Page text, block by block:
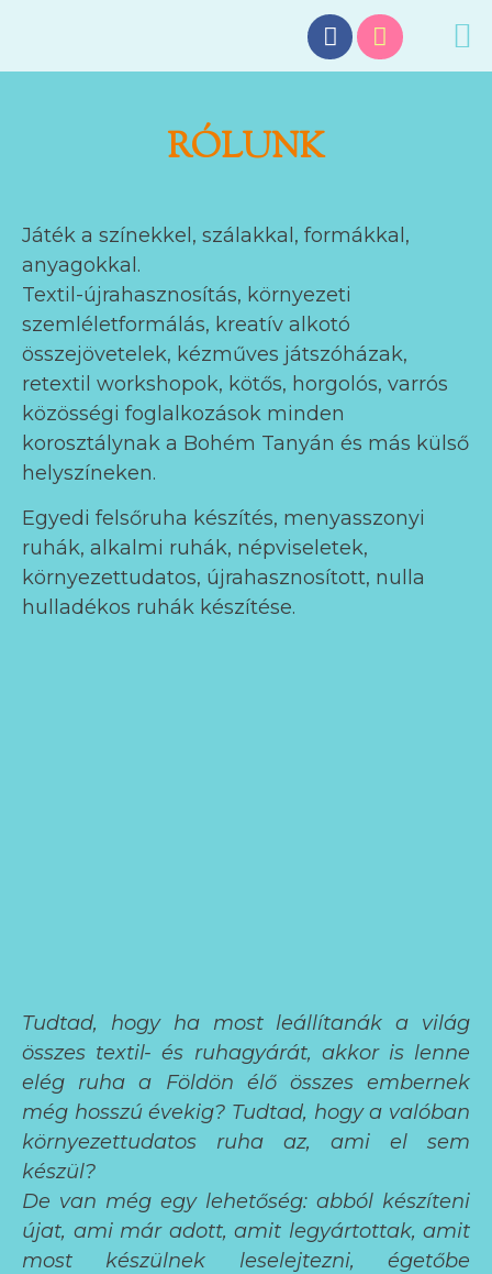
RÓLUNK
Játék a színekkel, szálakkal, formákkal,
anyagokkal.
Textil-újrahasznosítás, környezeti
szemléletformálás, kreatív alkotó
összejövetelek, kézműves játszóházak,
retextil workshopok, kötős, horgolós, varrós
közösségi foglalkozások minden
korosztálynak a Bohém Tanyán és más külső
helyszíneken.
Egyedi felsőruha készítés, menyasszonyi
ruhák, alkalmi ruhák, népviseletek,
környezettudatos, újrahasznosított, nulla
hulladékos ruhák készítése.
Tudtad, hogy ha most leállítanák a világ
összes textil- és ruhagyárát, akkor is lenne
elég ruha a Földön élő összes embernek
még hosszú évekig? Tudtad, hogy a valóban
környezettudatos ruha az, ami el sem
készül?
De van még egy lehetőség: abból készíteni
újat, ami már adott, amit legyártottak, amit
most készülnek leselejtezni, égetőbe